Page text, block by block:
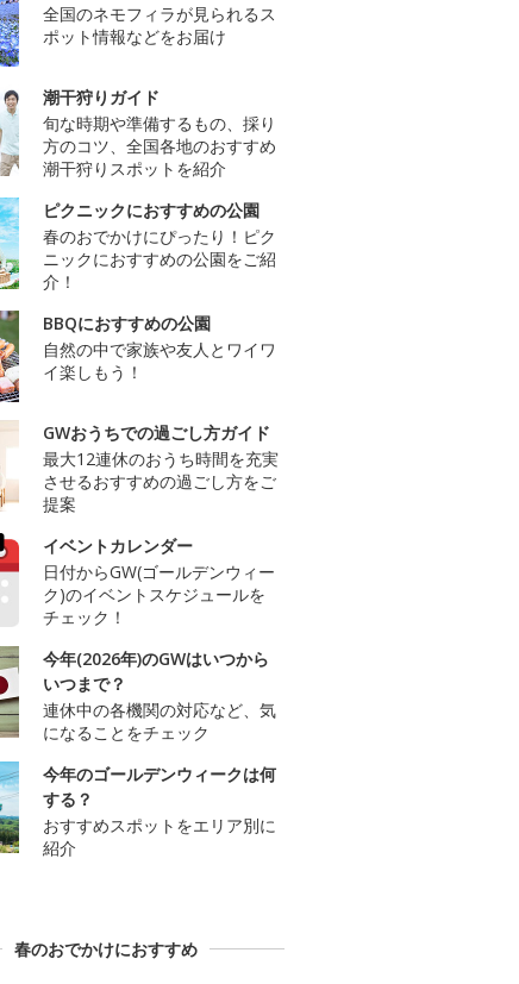
全国のネモフィラが見られるス
ポット情報などをお届け
潮干狩りガイド
旬な時期や準備するもの、採り
方のコツ、全国各地のおすすめ
潮干狩りスポットを紹介
ピクニックにおすすめの公園
春のおでかけにぴったり！ピク
ニックにおすすめの公園をご紹
介！
BBQにおすすめの公園
自然の中で家族や友人とワイワ
イ楽しもう！
GWおうちでの過ごし方ガイド
最大12連休のおうち時間を充実
させるおすすめの過ごし方をご
提案
イベントカレンダー
日付からGW(ゴールデンウィー
ク)のイベントスケジュールを
チェック！
今年(2026年)のGWはいつから
いつまで？
連休中の各機関の対応など、気
になることをチェック
今年のゴールデンウィークは何
する？
おすすめスポットをエリア別に
紹介
春のおでかけにおすすめ